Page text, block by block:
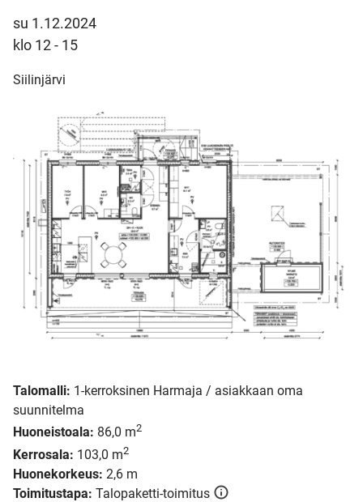
su 1.12.2024
klo 12 - 15
Siilinjärvi
Talomalli: 1-kerroksinen Harmaja / asiakkaan oma
suunnitelma
Huoneistoala: 86,0 m2
Kerrosala: 103,0 m2
Huonekorkeus: 2,6 m
Toimitustapa: Talopaketti-toimitus